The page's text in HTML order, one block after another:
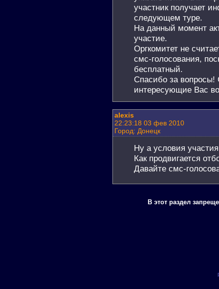
участник получает
следующем туре.
На данный момент
участие.
Оргкомитет не
смс-голосования,
бесплатный.
Спасибо за вопросы!
интересующие Вас
alexis
22:23:18 03 фев 2010
Город: Донецк
Ну а условия
Как продвигается
Давайте смс-
В этот раздел